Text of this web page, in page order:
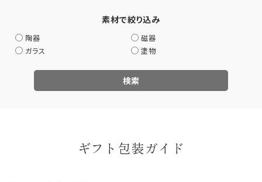
素材で絞り込み
陶器
磁器
ガラス
塗物
検索
ギフト包装ガイド